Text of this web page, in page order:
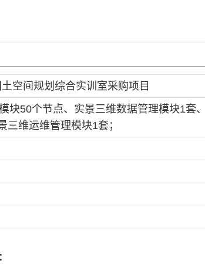
空间规划综合实训室采购项目
块50个节点、实景三维数据管理模块1套
维运维管理模块1套；